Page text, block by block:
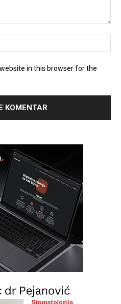
in this browser for the